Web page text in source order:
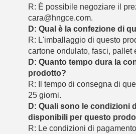
R: È possibile negoziare il
cara@hngce.com.
D: Qual è la confezione di
R: L'imballaggio di questo
cartone ondulato, fasci, pallet
D: Quanto tempo dura la
prodotto?
R: Il tempo di consegna di
25 giorni.
D: Quali sono le condizioni
disponibili per questo
R: Le condizioni di